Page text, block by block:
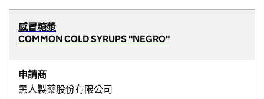
感冒糖漿
COMMON COLD SYRUPS "NEGRO"
申請商
黑人製藥股份有限公司